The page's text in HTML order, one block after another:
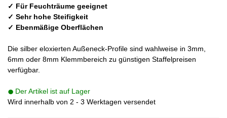
✓ Für Feuchträume geeignet
✓ Sehr hohe Steifigkeit
✓ Ebenmäßige Oberflächen
Die silber eloxierten Außeneck-Profile sind wahlweise in 3mm,
6mm oder 8mm Klemmbereich zu günstigen Staffelpreisen
verfügbar.
Der Artikel ist auf Lager
Wird innerhalb von 2 - 3 Werktagen versendet